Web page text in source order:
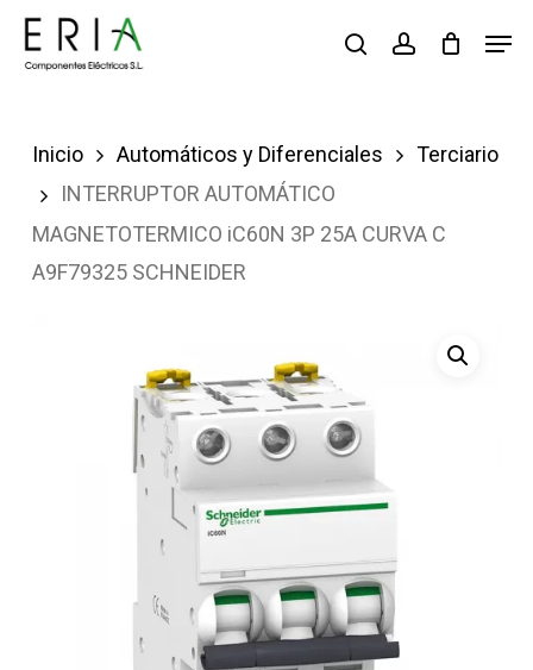
Saltar
buscaraccount
Inicio Automáticos y Diferenciales
Terciario
INTERRUPTOR AUTOMÁTICO
MAGNETOTERMICO iC60N 3P 25A CURVA C
A9F79325 SCHNEIDER